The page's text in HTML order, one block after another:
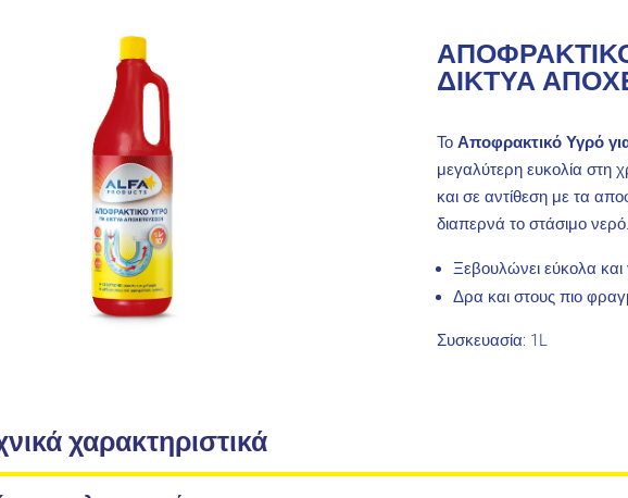
ΔΙΚΤΥΑ
Το Αποφρακτικό Υγρό
μεγαλύτερη ευκολία στη
και σε αντίθεση με τα
διαπερνά το στάσιμο νερό.
Ξεβουλώνει εύκολα
Δρα και στους πιο
Συσκευασία: 1L
χαρακτηριστικά